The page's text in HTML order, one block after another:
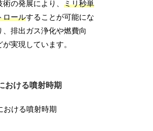
術の発展により、ミリ秒単
ロールすることが可能にな
、排出ガス浄化や燃費向
実現しています。
おける噴射時期